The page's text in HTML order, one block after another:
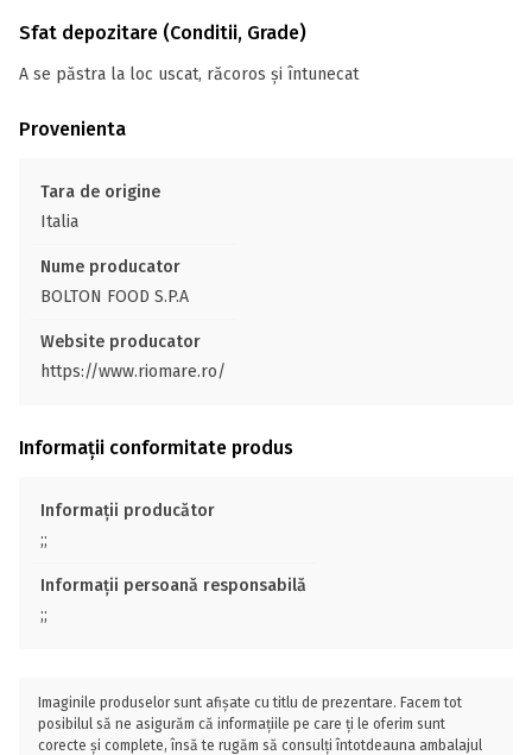
Sfat depozitare (Conditii, Grade)
A se păstra la loc uscat, răcoros și întunecat
Provenienta
Tara de origine
Italia
Nume producator
BOLTON FOOD S.P.A
Website producator
https://www.riomare.ro/
Informații conformitate produs
Informații producător
;;
Informații persoană responsabilă
;;
Imaginile produselor sunt afișate cu titlu de prezentare. Facem tot
posibilul să ne asigurăm că informațiile pe care ți le oferim sunt
corecte și complete, însă te rugăm să consulți întotdeauna ambalajul